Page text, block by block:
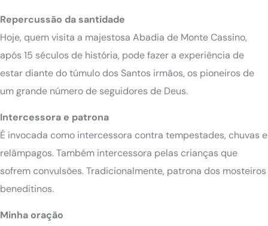
Repercussão da santidade
Hoje, quem visita a majestosa Abadia de Monte Cassino,
após 15 séculos de história, pode fazer a experiência de
estar diante do túmulo dos Santos irmãos, os pioneiros de
um grande número de seguidores de Deus.
Intercessora e patrona
É invocada como intercessora contra tempestades, chuvas e
relâmpagos. Também intercessora pelas crianças que
sofrem convulsões. Tradicionalmente, patrona dos mosteiros
beneditinos.
Minha oração